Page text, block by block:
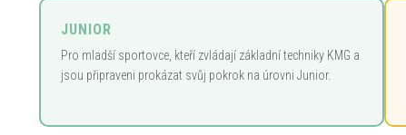
JUNIOR
Pro mladší sportovce, kteří zvládají základní techniky KMG a
jsou připraveni prokázat svůj pokrok na úrovni Junior.